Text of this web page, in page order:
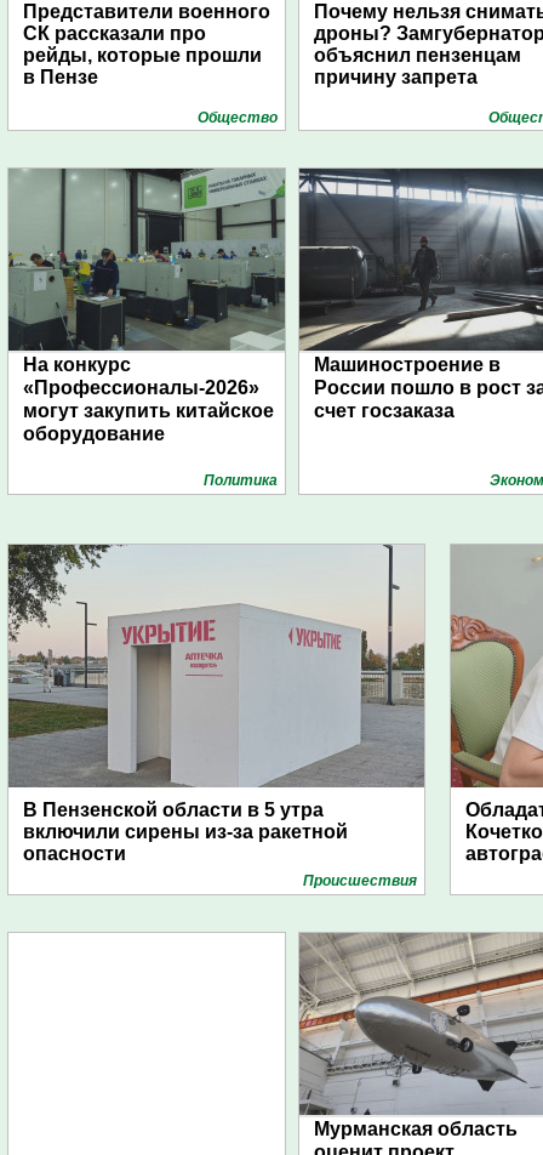
Представители военного
СК рассказали про
рейды, которые прошли
в Пензе
Общество
Почему нельзя
дроны?
объяснил пензенцам
причину запрета
На конкурс
«Профессионалы-2026»
могут закупить китайское
оборудование
Политика
Машиностроение в
России пошло в рост
счет госзаказа
В Пензенской области в 5 утра
включили сирены из-за ракетной
опасности
Проиcшествия
Мурманская область